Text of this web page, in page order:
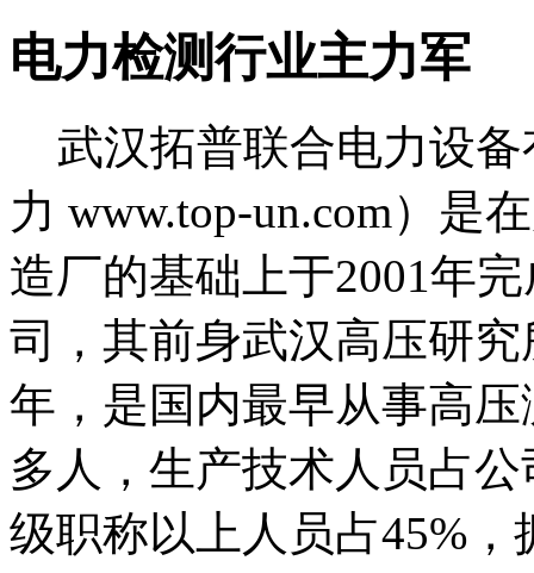
电力检测行业主力军
武汉拓普联合电力设备
力 www.top-un.com）是
造厂的基础上于2001年
司，其前身武汉高压研
年，是国内最早从事高
多人，生产技术人员占
级职称以上人员占45%